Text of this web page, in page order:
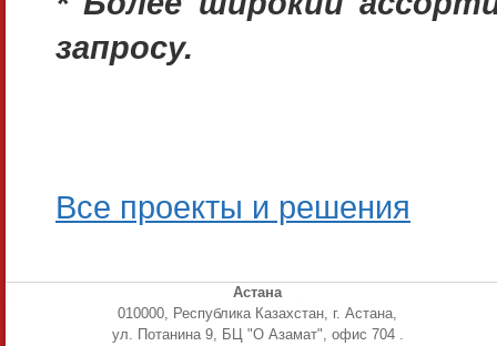
запросу.
Все проекты и решения
Астана
010000, Республика Казахстан, г. Астана,
ул. Потанина 9, БЦ "О Азамат", офис 704 .